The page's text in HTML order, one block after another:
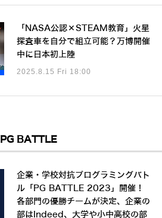
「NASA公認×STEAM教育」火星
探査車を自分で組立可能？万博開催
中に日本初上陸
2025.8.15 Fri 18:00
PG BATTLE
企業・学校対抗プログラミングバト
ル「PG BATTLE 2023」開催！
各部門の優勝チームが決定、企業の
部はIndeed、大学や小中高校の部